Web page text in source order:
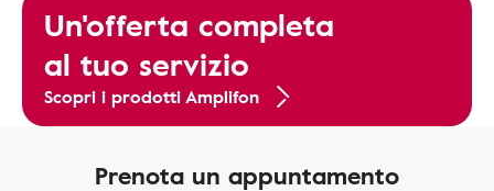
Un'offerta completa
al tuo servizio
Scopri i prodotti Amplifon
Prenota un appuntamento